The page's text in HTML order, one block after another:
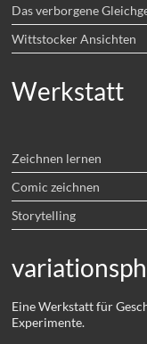
Das verborgene
Wittstocker Ansichten
Werkstatt
Zeichnen lernen
Comic zeichnen
Storytelling
Eine Werkstatt für
Experimente.